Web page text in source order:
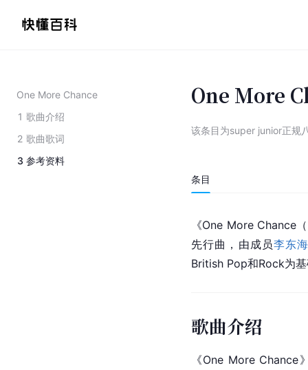
One More Chance
1 歌曲介绍
2 歌曲歌词
3 参考资料
One More
该条目为super junior正规
条目
《One More Chance
先行曲，由成员李东
British Pop和Rock为
歌曲介绍
《One More